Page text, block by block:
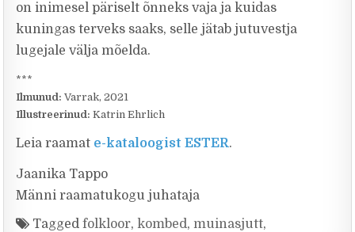
on inimesel päriselt õnneks vaja ja kuidas
kuningas terveks saaks, selle jätab jutuvestja
lugejale välja mõelda.
***
Ilmunud: Varrak, 2021
Illustreerinud: Katrin Ehrlich
Leia raamat e-kataloogist ESTER.
Jaanika Tappo
Männi raamatukogu juhataja
Taggedfolkloor,kombed,muinasjutt,